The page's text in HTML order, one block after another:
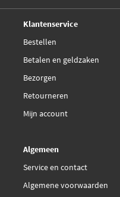
Klantenservice
Bestellen
Betalen en geldzaken
Bezorgen
Retourneren
Mijn account
Algemeen
Service en contact
Algemene voorwaarden